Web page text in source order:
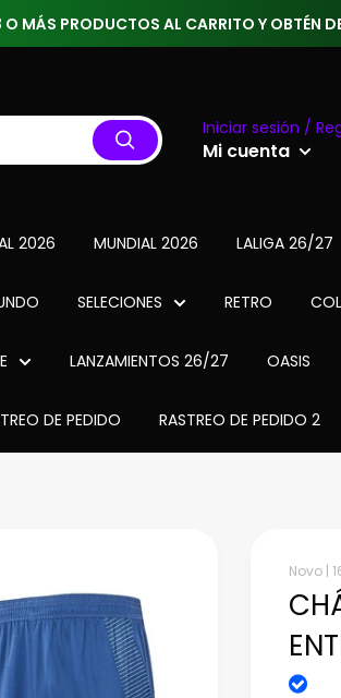
MÁS PRODUCTOS AL CARRITO Y OBTÉN
Iniciar sesión /
Mi cuenta
2026 MUNDIAL 2026 LALIGA 26/27
SELECIONES RETRO
LANZAMIENTOS 26/27 OASIS
DE PEDIDO RASTREO DE PEDIDO 2
Novo |